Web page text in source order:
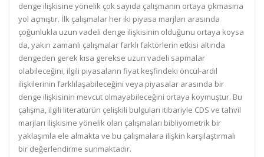
denge ilişkisine yönelik çok sayıda çalışmanın ortaya çıkmasına
yol açmıştır. İlk çalışmalar her iki piyasa marjları arasında
çoğunlukla uzun vadeli denge ilişkisinin olduğunu ortaya koysa
da, yakın zamanlı çalışmalar farklı faktörlerin etkisi altında
dengeden gerek kısa gerekse uzun vadeli sapmalar
olabileceğini, ilgili piyasaların fiyat keşfindeki öncül-ardıl
ilişkilerinin farklılaşabileceğini veya piyasalar arasında bir
denge ilişkisinin mevcut olmayabileceğini ortaya koymuştur. Bu
çalışma, ilgili literatürün çelişkili bulguları itibariyle CDS ve tahvil
marjları ilişkisine yönelik olan çalışmaları bibliyometrik bir
yaklaşımla ele almakta ve bu çalışmalara ilişkin karşılaştırmalı
bir değerlendirme sunmaktadır.